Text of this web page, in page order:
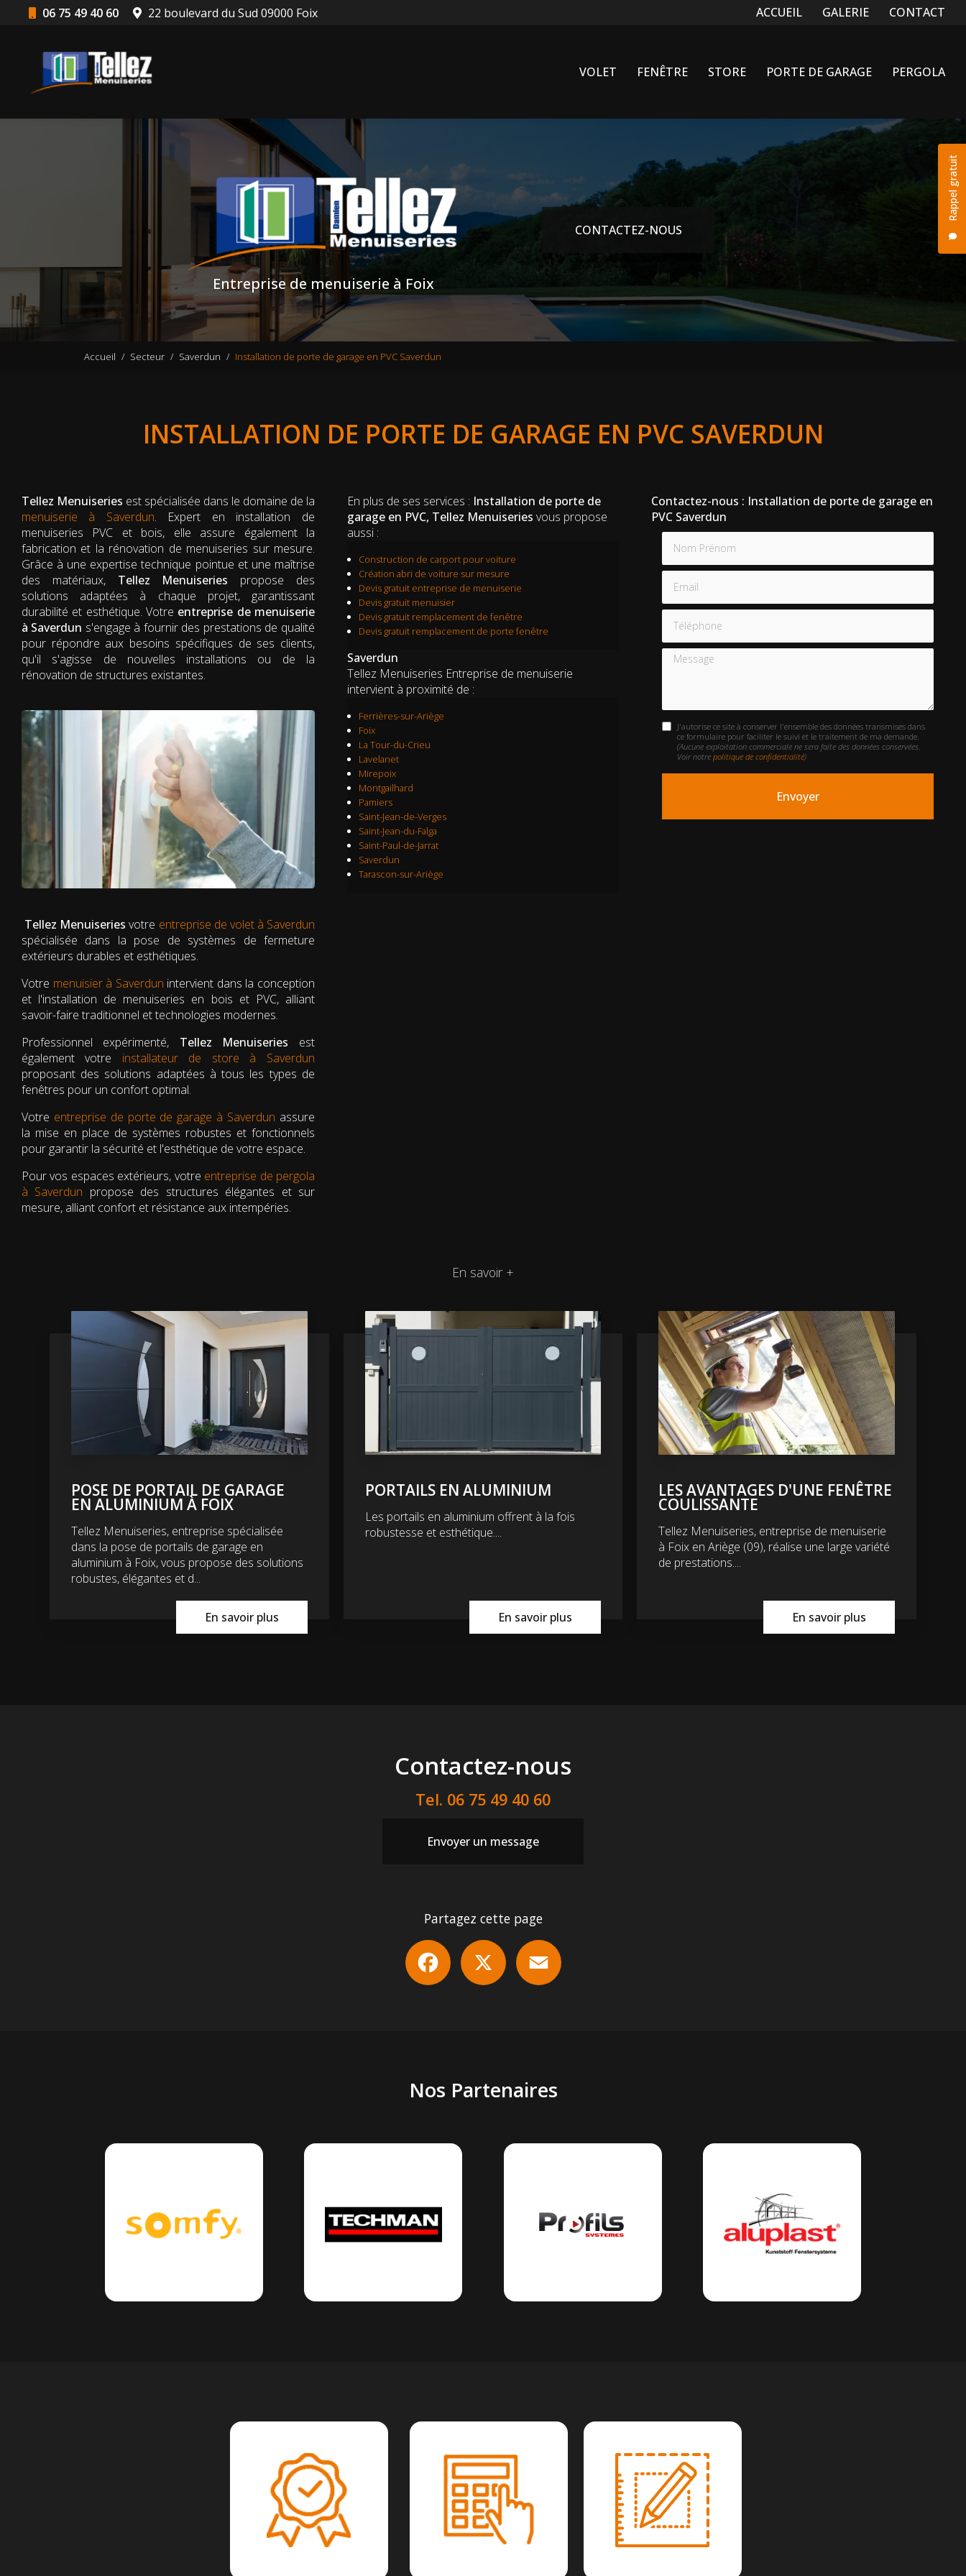
06 75 49 40 60 22 boulevard du Sud 09000 Foix Navigation secondaire
ACCUEIL GALERIE CONTACT
Rappel gratuit
VOLET FENÊTRE STORE PORTE DE GARAGE PERGOLA
Entreprise de menuiserie à Foix
CONTACTEZ-NOUS
Accueil Secteur Saverdun Installation de porte de garage en PVC Saverdun
INSTALLATION DE PORTE DE GARAGE EN PVC SAVERDUN
Tellez Menuiseries est spécialisée dans le domaine de la
menuiserie à Saverdun. Expert en installation de
menuiseries PVC et bois, elle assure également la
fabrication et la rénovation de menuiseries sur mesure.
Grâce à une expertise technique pointue et une maîtrise
des matériaux, Tellez Menuiseries propose des
solutions adaptées à chaque projet, garantissant
durabilité et esthétique. Votre entreprise de menuiserie
à Saverdun s'engage à fournir des prestations de qualité
pour répondre aux besoins spécifiques de ses clients,
qu'il s'agisse de nouvelles installations ou de la
rénovation de structures existantes.
Tellez Menuiseries votre entreprise de volet à Saverdun
spécialisée dans la pose de systèmes de fermeture
extérieurs durables et esthétiques.
Votre menuisier à Saverdun intervient dans la conception
et l'installation de menuiseries en bois et PVC, alliant
savoir-faire traditionnel et technologies modernes.
Professionnel expérimenté, Tellez Menuiseries est
également votre installateur de store à Saverdun
proposant des solutions adaptées à tous les types de
fenêtres pour un confort optimal.
Votre entreprise de porte de garage à Saverdun assure
la mise en place de systèmes robustes et fonctionnels
pour garantir la sécurité et l'esthétique de votre espace.
Pour vos espaces extérieurs, votre entreprise de pergola
à Saverdun propose des structures élégantes et sur
mesure, alliant confort et résistance aux intempéries.
En plus de ses services : Installation de porte de
garage en PVC, Tellez Menuiseries vous propose
aussi :
Construction de carport pour voiture
Création abri de voiture sur mesure
Devis gratuit entreprise de menuiserie
Devis gratuit menuisier
Devis gratuit remplacement de fenêtre
Devis gratuit remplacement de porte fenêtre
Saverdun
Tellez Menuiseries Entreprise de menuiserie
intervient à proximité de :
Ferrières-sur-Ariège
Foix
La Tour-du-Crieu
Lavelanet
Mirepoix
Montgailhard
Pamiers
Saint-Jean-de-Verges
Saint-Jean-du-Falga
Saint-Paul-de-Jarrat
Saverdun
Tarascon-sur-Ariège
Contactez-nous : Installation de porte de garage en
PVC Saverdun
Nom Prénom
Email
Téléphone
Message
J'autorise ce site à conserver l'ensemble des données transmises dans
ce formulaire pour faciliter le suivi et le traitement de ma demande.
(Aucune exploitation commerciale ne sera faite des données conservées.
Voir notre politique de confidentialité)
En savoir +
POSE DE PORTAIL DE GARAGE
EN ALUMINIUM À FOIX
Tellez Menuiseries, entreprise spécialisée
dans la pose de portails de garage en
aluminium à Foix, vous propose des solutions
robustes, élégantes et d...
En savoir plus
PORTAILS EN ALUMINIUM
Les portails en aluminium offrent à la fois
robustesse et esthétique....
En savoir plus
LES AVANTAGES D'UNE FENÊTRE
COULISSANTE
Tellez Menuiseries, entreprise de menuiserie
à Foix en Ariège (09), réalise une large variété
de prestations....
En savoir plus
Contactez-nous
Tel. 06 75 49 40 60
Envoyer un message
Partagez cette page
Facebook
Nos Partenaires